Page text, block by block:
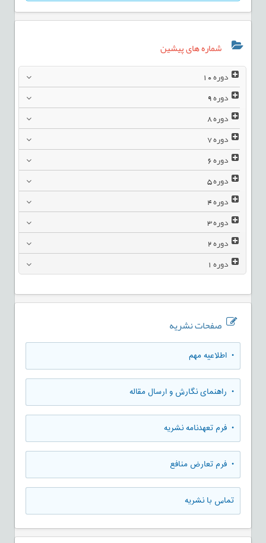
شماره های پیشین
دوره10
دوره9
دوره8
دوره7
دوره6
دوره5
دوره4
دوره3
دوره2
دوره1
صفحات نشریه
• اطلاعیه مهم
• راهنمای نگارش و ارسال مقاله
• فرم تعهدنامه نشریه
• فرم تعارض منافع
تماس با نشریه